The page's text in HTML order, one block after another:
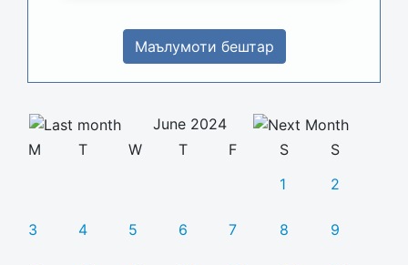
Маълумоти бештар
June 2024
M
T W T F S
S
1
2
3 4 5 6 7 8 9